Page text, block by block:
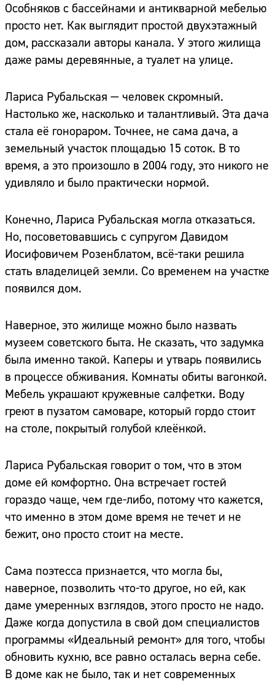
Особняков с бассейнами и антикварной мебелью
просто нет. Как выглядит простой двухэтажный
дом, рассказали авторы канала. У этого жилища
даже рамы деревянные, а туалет на улице.
Лариса Рубальская — человек скромный.
Настолько же, насколько и талантливый. Эта дача
стала её гонораром. Точнее, не сама дача, а
земельный участок площадью 15 соток. В то
время, а это произошло в 2004 году, это никого не
удивляло и было практически нормой.
Конечно, Лариса Рубальская могла отказаться.
Но, посоветовавшись с супругом Давидом
Иосифовичем Розенблатом, всё-таки решила
стать владелицей земли. Со временем на участке
появился дом.
Наверное, это жилище можно было назвать
музеем советского быта. Не сказать, что задумка
была именно такой. Каперы и утварь появились
в процессе обживания. Комнаты обиты вагонкой.
Мебель украшают кружевные салфетки. Воду
греют в пузатом самоваре, который гордо стоит
на столе, покрытый голубой клеёнкой.
Лариса Рубальская говорит о том, что в этом
доме ей комфортно. Она встречает гостей
гораздо чаще, чем где-либо, потому что кажется,
что именно в этом доме время не течет и не
бежит, оно просто стоит на месте.
Сама поэтесса признается, что могла бы,
наверное, позволить что-то другое, но ей, как
даме умеренных взглядов, этого просто не надо.
Даже когда допустила в свой дом специалистов
программы «Идеальный ремонт» для того, чтобы
обновить кухню, все равно осталась верна себе.
В доме как не было, так и нет современных